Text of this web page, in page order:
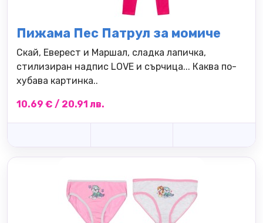
Пижама Пес Патрул за момиче
Скай, Еверест и Маршал, сладка лапичка,
стилизиран надпис LOVE и сърчица... Каква по-
хубава картинка..
10.69 € / 20.91 лв.